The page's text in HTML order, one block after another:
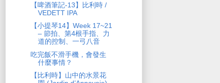
【啤酒筆記-13】比利時 /
VEDETT IPA
【小提琴14】Week 17~21
– 節拍、第4根手指、力
道的控制、一弓八音
吃完飯不滑手機，會發生
什麼事情？
【比利時】山中的水景花